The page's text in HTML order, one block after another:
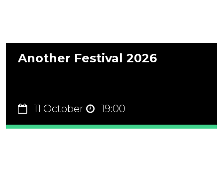
Another Festival 2026
11 October 19:00